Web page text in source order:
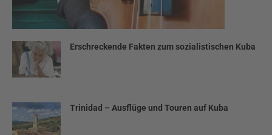
Erschreckende Fakten zum sozialistischen Kuba
Trinidad – Ausflüge und Touren auf Kuba